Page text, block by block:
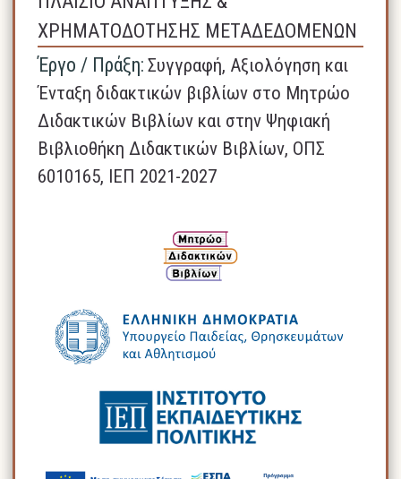
ΧΡΗΜΑΤΟΔΟΤΗΣΗΣ ΜΕΤΑΔΕΔΟΜΕΝΩΝ
Έργο / Πράξη: Συγγραφή, Αξιολόγηση και
Ένταξη διδακτικών βιβλίων στο Μητρώο
Διδακτικών Βιβλίων και στην Ψηφιακή
Βιβλιοθήκη Διδακτικών Βιβλίων, ΟΠΣ
6010165, ΙΕΠ 2021-2027